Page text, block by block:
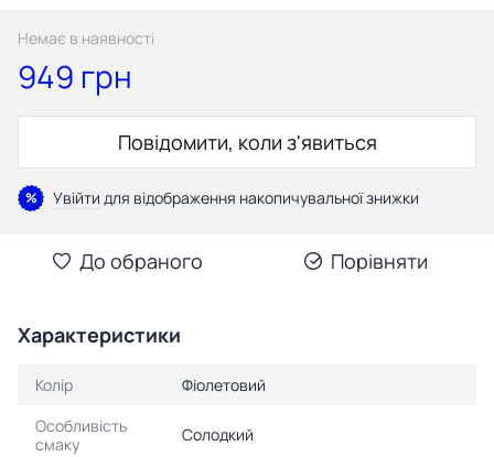
Немає в наявності
949 грн
Повідомити, коли з'явиться
% Увійти для відображення накопичувальної знижки
До обраного Порівняти
Характеристики
Колір
Фіолетовий
Особливість
смаку
Солодкий